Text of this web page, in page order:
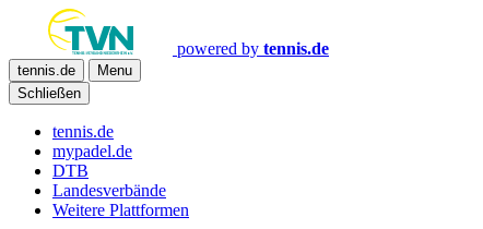
powered by tennis.de
tennis.de
Menu
Schließen
tennis.de
mypadel.de
DTB
Landesverbände
Weitere Plattformen